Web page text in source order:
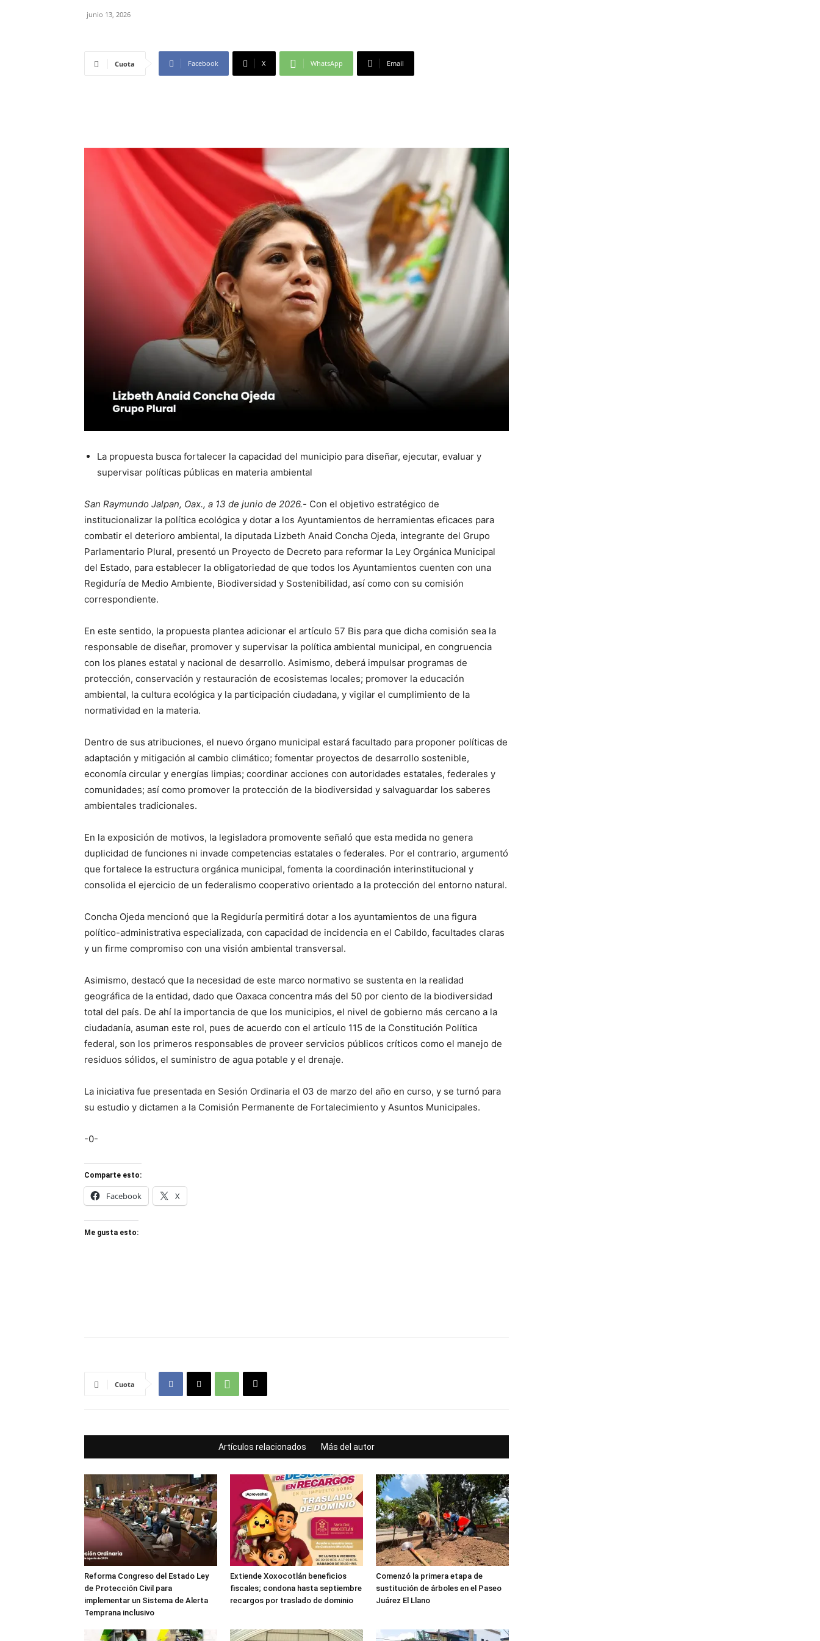
junio 13, 2026
Cuota Facebook X WhatsApp Email
La propuesta busca fortalecer la capacidad del municipio para diseñar, ejecutar, evaluar y
supervisar políticas públicas en materia ambiental
San Raymundo Jalpan, Oax., a 13 de junio de 2026.- Con el objetivo estratégico de
institucionalizar la política ecológica y dotar a los Ayuntamientos de herramientas eficaces para
combatir el deterioro ambiental, la diputada Lizbeth Anaid Concha Ojeda, integrante del Grupo
Parlamentario Plural, presentó un Proyecto de Decreto para reformar la Ley Orgánica Municipal
del Estado, para establecer la obligatoriedad de que todos los Ayuntamientos cuenten con una
Regiduría de Medio Ambiente, Biodiversidad y Sostenibilidad, así como con su comisión
correspondiente.
En este sentido, la propuesta plantea adicionar el artículo 57 Bis para que dicha comisión sea la
responsable de diseñar, promover y supervisar la política ambiental municipal, en congruencia
con los planes estatal y nacional de desarrollo. Asimismo, deberá impulsar programas de
protección, conservación y restauración de ecosistemas locales; promover la educación
ambiental, la cultura ecológica y la participación ciudadana, y vigilar el cumplimiento de la
normatividad en la materia.
Dentro de sus atribuciones, el nuevo órgano municipal estará facultado para proponer políticas de
adaptación y mitigación al cambio climático; fomentar proyectos de desarrollo sostenible,
economía circular y energías limpias; coordinar acciones con autoridades estatales, federales y
comunidades; así como promover la protección de la biodiversidad y salvaguardar los saberes
ambientales tradicionales.
En la exposición de motivos, la legisladora promovente señaló que esta medida no genera
duplicidad de funciones ni invade competencias estatales o federales. Por el contrario, argumentó
que fortalece la estructura orgánica municipal, fomenta la coordinación interinstitucional y
consolida el ejercicio de un federalismo cooperativo orientado a la protección del entorno natural.
Concha Ojeda mencionó que la Regiduría permitirá dotar a los ayuntamientos de una figura
político-administrativa especializada, con capacidad de incidencia en el Cabildo, facultades claras
y un firme compromiso con una visión ambiental transversal.
Asimismo, destacó que la necesidad de este marco normativo se sustenta en la realidad
geográfica de la entidad, dado que Oaxaca concentra más del 50 por ciento de la biodiversidad
total del país. De ahí la importancia de que los municipios, el nivel de gobierno más cercano a la
ciudadanía, asuman este rol, pues de acuerdo con el artículo 115 de la Constitución Política
federal, son los primeros responsables de proveer servicios públicos críticos como el manejo de
residuos sólidos, el suministro de agua potable y el drenaje.
La iniciativa fue presentada en Sesión Ordinaria el 03 de marzo del año en curso, y se turnó para
su estudio y dictamen a la Comisión Permanente de Fortalecimiento y Asuntos Municipales.
-0-
Comparte esto:
Facebook X
Me gusta esto:
Cuota
Artículos relacionados Más del autor
Reforma Congreso del Estado Ley
de Protección Civil para
implementar un Sistema de Alerta
Temprana inclusivo
Extiende Xoxocotlán beneficios
fiscales; condona hasta septiembre
recargos por traslado de dominio
Comenzó la primera etapa de
sustitución de árboles en el Paseo
Juárez El Llano